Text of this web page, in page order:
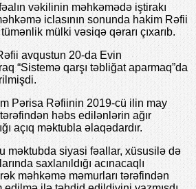
vəkilinin məhkəmədə iştirakı
iclasının sonunda hakim Rəfii
mülki vəsiqə qərarı çıxarıb.
avqustun 20-da Evin
“Sistemə qarşı təbliğat aparmaq”da
Pərisa Rəfiinin 2019-cü ilin may
həbs edilənlərin ağır
açıq məktubla əlaqədardır.
məktubda siyasi fəallar, xüsusilə də
saxlanıldığı acınacaqlı
məhkəmə məmurları tərəfindən